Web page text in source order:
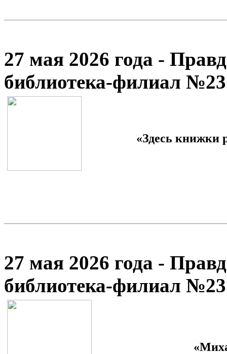
27 мая 2026 года -
библиотека-филиал №23
«Здесь книжки
27 мая 2026 года -
библиотека-филиал №23